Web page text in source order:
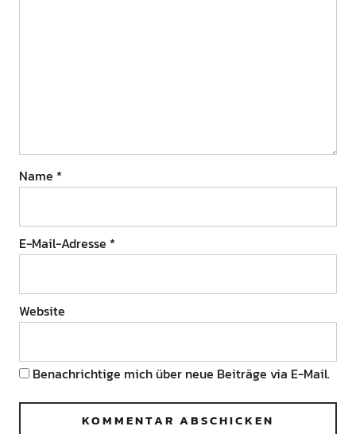
Name *
E-Mail-Adresse *
Website
Benachrichtige mich über neue Beiträge via E-Mail.